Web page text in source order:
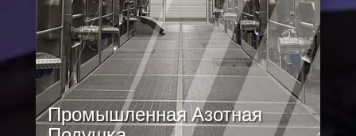
Промышленная Азотная